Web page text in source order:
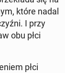
które nadal
I przy
obu płci
płci